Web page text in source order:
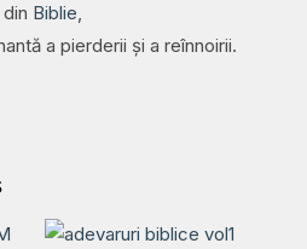
Biblie,
a pierderii și a reînnoirii.